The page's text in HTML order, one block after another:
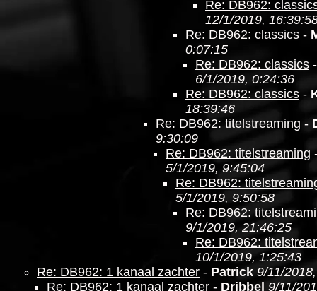
Re: DB962:
12/1/2019,
Re: DB962: classics -
0:07:15
Re: DB962: classics
6/1/2019, 0:24:36
Re: DB962: classics -
18:39:46
Re: DB962: titelstreaming -
9:30:09
Re: DB962: titelstreaming
5/1/2019, 9:45:04
Re: DB962:
5/1/2019, 9:50:58
Re: DB962:
9/1/2019, 21:46:25
Re: DB962:
10/1/2019, 1:25:43
Re: DB962: 1 kanaal zachter - Patrick 9/11/
Re: DB962: 1 kanaal zachter - Dribbel 9/11/